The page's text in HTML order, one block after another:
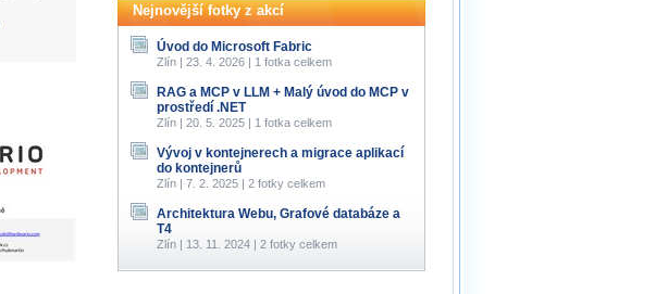
Nejnovější fotky z akcí
Úvod do Microsoft Fabric
Zlín | 23. 4. 2026 | 1 fotka celkem
RAG a MCP v LLM + Malý úvod do MCP v
prostředí .NET
Zlín | 20. 5. 2025 | 1 fotka celkem
Vývoj v kontejnerech a migrace aplikací
do kontejnerů
Zlín | 7. 2. 2025 | 2 fotky celkem
Architektura Webu, Grafové databáze a
T4
Zlín | 13. 11. 2024 | 2 fotky celkem